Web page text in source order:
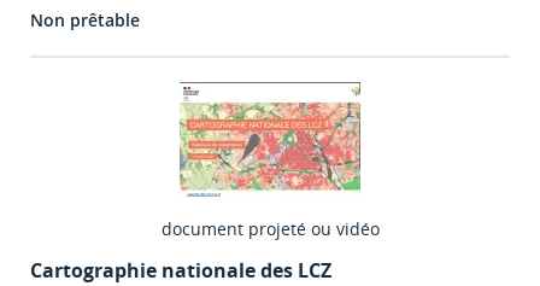
Non prêtable
document projeté ou vidéo
Cartographie nationale des LCZ